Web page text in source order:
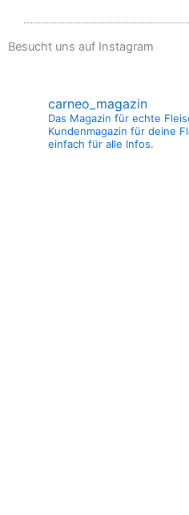
Besucht uns auf Instagram
carneo_magazin
Das Magazin für echte
Kundenmagazin für deine
einfach für alle Infos.